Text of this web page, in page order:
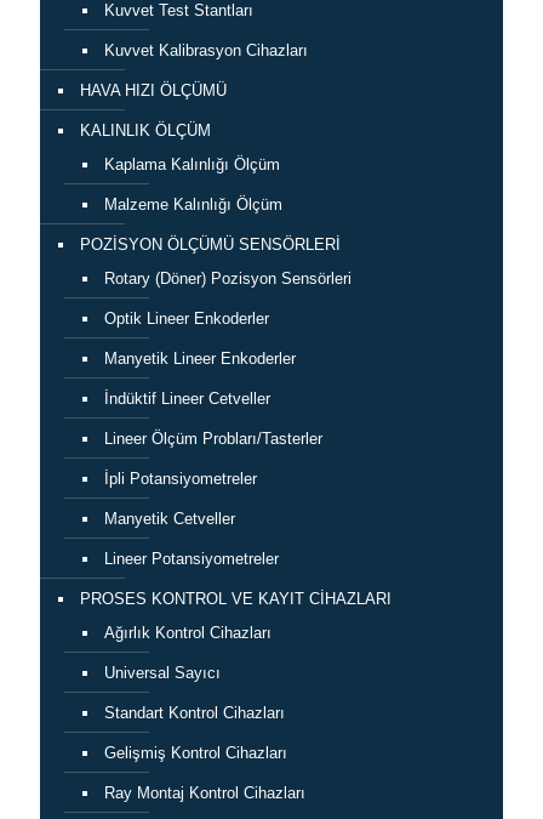
Kuvvet Test Stantları
Kuvvet Kalibrasyon Cihazları
HAVA HIZI ÖLÇÜMÜ
KALINLIK ÖLÇÜM
Kaplama Kalınlığı Ölçüm
Malzeme Kalınlığı Ölçüm
POZİSYON ÖLÇÜMÜ SENSÖRLERİ
Rotary (Döner) Pozisyon Sensörleri
Optik Lineer Enkoderler
Manyetik Lineer Enkoderler
İndüktif Lineer Cetveller
Lineer Ölçüm Probları/Tasterler
İpli Potansiyometreler
Manyetik Cetveller
Lineer Potansiyometreler
PROSES KONTROL VE KAYIT CİHAZLARI
Ağırlık Kontrol Cihazları
Universal Sayıcı
Standart Kontrol Cihazları
Gelişmiş Kontrol Cihazları
Ray Montaj Kontrol Cihazları